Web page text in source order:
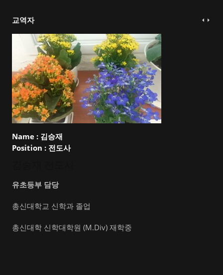
교역자
Name : 김승재
Position : 전도사
유초등부 담당
총신대학교 신학과 졸업
총신대학 신학대학원 (M.Div) 재학중